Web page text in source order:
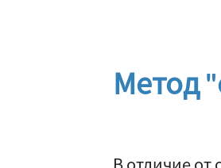
Метод
В отличие от